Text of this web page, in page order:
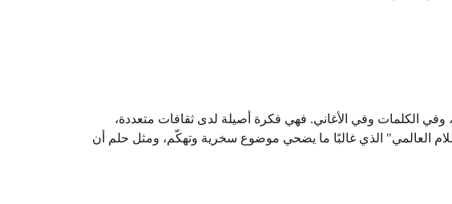
وفي الكلمات وفي الأغاني. فهي فكرة أصيلة لدى ثقافات متعددة،
العالمي" الذي غالبًا ما يضحي موضوع سخرية وتهكّم، ومثل حلم أن